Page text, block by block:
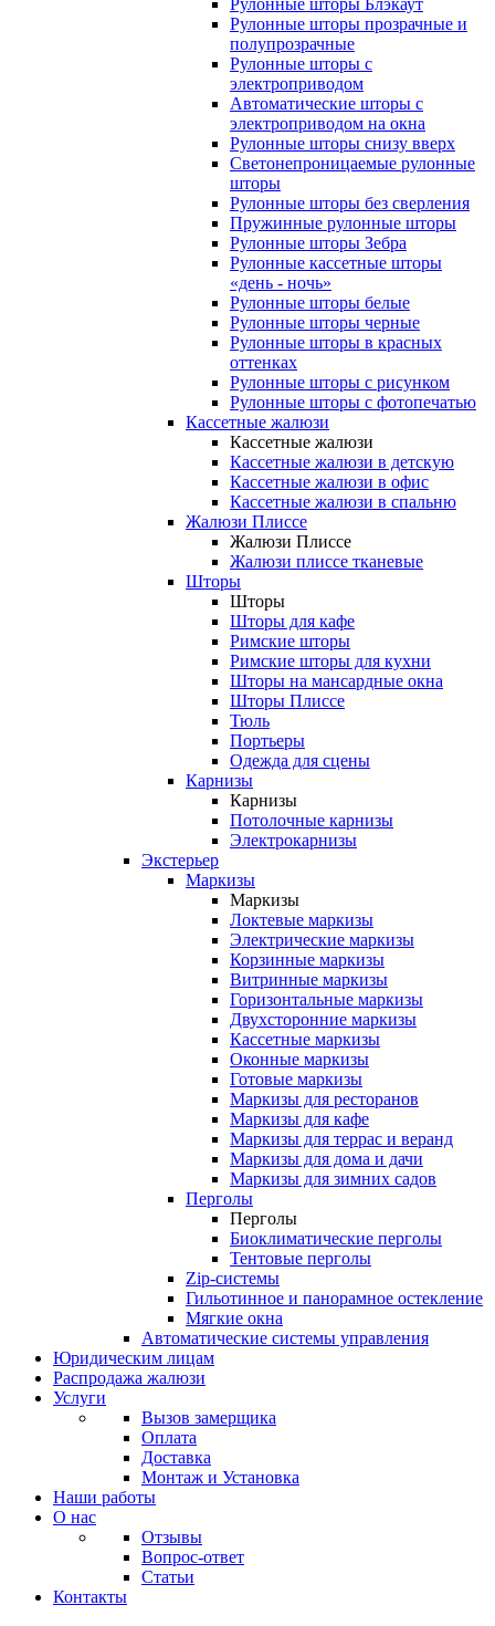
Рулонные шторы Блэкаут
Рулонные шторы прозрачные и
полупрозрачные
Рулонные шторы с
электроприводом
Автоматические шторы с
электроприводом на окна
Рулонные шторы снизу вверх
Светонепроницаемые рулонные
шторы
Рулонные шторы без сверления
Пружинные рулонные шторы
Рулонные шторы Зебра
Рулонные кассетные шторы
«день - ночь»
Рулонные шторы белые
Рулонные шторы черные
Рулонные шторы в красных
оттенках
Рулонные шторы с рисунком
Рулонные шторы с фотопечатью
Кассетные жалюзи
Кассетные жалюзи
Кассетные жалюзи в детскую
Кассетные жалюзи в офис
Кассетные жалюзи в спальню
Жалюзи Плиссе
Жалюзи Плиссе
Жалюзи плиссе тканевые
Шторы
Шторы
Шторы для кафе
Римские шторы
Римские шторы для кухни
Шторы на мансардные окна
Шторы Плиссе
Тюль
Портьеры
Одежда для сцены
Карнизы
Карнизы
Потолочные карнизы
Электрокарнизы
Экстерьер
Маркизы
Маркизы
Локтевые маркизы
Электрические маркизы
Корзинные маркизы
Витринные маркизы
Горизонтальные маркизы
Двухсторонние маркизы
Кассетные маркизы
Оконные маркизы
Готовые маркизы
Маркизы для ресторанов
Маркизы для кафе
Маркизы для террас и веранд
Маркизы для дома и дачи
Маркизы для зимних садов
Перголы
Перголы
Биоклиматические перголы
Тентовые перголы
Zip-системы
Гильотинное и панорамное остекление
Мягкие окна
Автоматические системы управления
Юридическим лицам
Распродажа жалюзи
Услуги
Вызов замерщика
Оплата
Доставка
Монтаж и Установка
Наши работы
О нас
Отзывы
Вопрос-ответ
Статьи
Контакты